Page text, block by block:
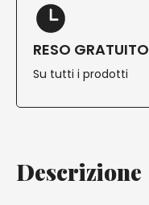
RESO GRATUITO
Su tutti i prodotti
Descrizione